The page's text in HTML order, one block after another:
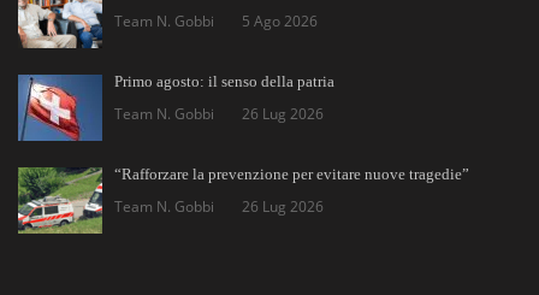
Team N. Gobbi 5 Ago 2026
Primo agosto: il senso della patria
Team N. Gobbi 26 Lug 2026
“Rafforzare la prevenzione per evitare nuove tragedie”
Team N. Gobbi 26 Lug 2026